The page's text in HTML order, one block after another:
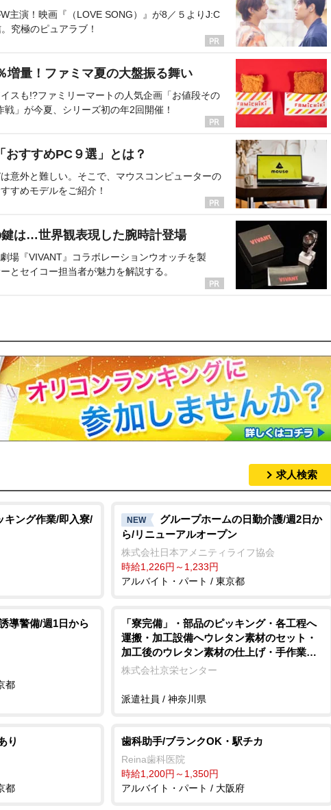
主演！映画『（LOVE SONG）』が8／５よりJ:C
究極のピュアラブ！
増量！ファミマ夏の大盤振る舞い
スも!?ファミリーマートの人気企画「お値段その
戦」が今夏、シリーズ初の年2回開催！
おすすめPC９選」とは？
意外と難しい。そこで、マウスコンピューターの
すめモデルをご紹介！
鍵は…世界観表現した腕時計登場
場『VIVANT』コラボレーションウオッチを製
とセイコー担当者が魅力を解説する。
求人検索
キング作業/即入寮/
NEW
グループホームの日勤介護/週2日か
ら/リニューアルオープン
株式会社日本アメニティライフ協会
時給1,226円～1,233円
アルバイト・パート / 東京都
導警備/週1日から
都
「寮完備」・部品のピッキング・各工程へ
運搬・加工設備へウレタン素材のセット・
加工後のウレタン素材の仕上げ・手作業
エアドライバーを使用しての車用シートの
株式会社京栄センター
派遣社員 / 神奈川県
り
都
歯科助手/ブランクOK・駅チカ
Reina歯科医院
時給1,200円～1,350円
アルバイト・パート / 大阪府